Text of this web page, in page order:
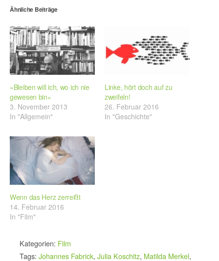
Ähnliche Beiträge
»Bleiben will ich, wo ich nie
gewesen bin«
3. November 2013
In "Allgemein"
Linke, hört doch auf zu
zweifeln!
26. Februar 2016
In "Geschichte"
Wenn das Herz zerreißt
14. Februar 2016
In "Film"
Kategorien: Film
Tags: Johannes Fabrick, Julia Koschitz, Matilda Merkel,